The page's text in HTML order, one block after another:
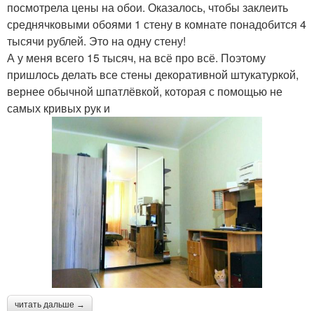
посмотрела цены на обои. Оказалось, чтобы заклеить
среднячковыми обоями 1 стену в комнате понадобится 4
тысячи рублей. Это на одну стену!
А у меня всего 15 тысяч, на всё про всё. Поэтому
пришлось делать все стены декоративной штукатуркой,
вернее обычной шпатлёвкой, которая с помощью не
самых кривых рук и
читать дальше →